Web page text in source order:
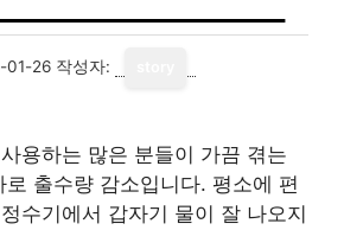
01-26 작성자:
용하는 많은 분들이 가끔 겪는
출수량 감소입니다. 평소에 편
수기에서 갑자기 물이 잘 나오지